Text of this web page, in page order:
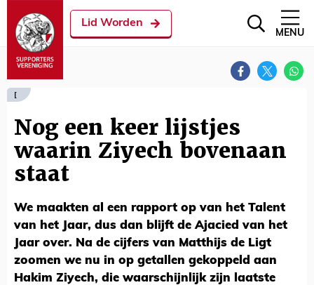
Lid Worden
MENU
[
Nog een keer lijstjes
waarin Ziyech bovenaan
staat
We maakten al een rapport op van het Talent
van het Jaar, dus dan blijft de Ajacied van het
Jaar over. Na de cijfers van Matthijs de Ligt
zoomen we nu in op getallen gekoppeld aan
Hakim Ziyech, die waarschijnlijk zijn laatste